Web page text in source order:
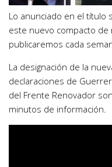
Lo anunciado en el título
este nuevo compacto
publicaremos cada
La designación de la
declaraciones de
del Frente Renovador
minutos de información.